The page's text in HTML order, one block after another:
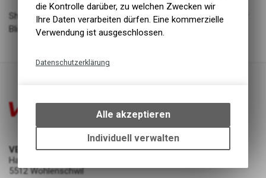
Shimano Bremsschuhe M70T4 mit Befestigungsmuttern Paar
Blister
VELOIN Zweirad-Werkstatt
Hauptstrasse 11
5512 Wohlenschwil
die Kontrolle darüber, zu welchen Zwecken wir
Ihre Daten verarbeiten dürfen. Eine kommerzielle
Verwendung ist ausgeschlossen.
Datenschutzerklärung
bestimmte Interaktionen und
Einstellungen auf Ihrem Gerät,
um die grundlegenden
Funktionen unseres Online-
Alle akzeptieren
Individuell verwalten